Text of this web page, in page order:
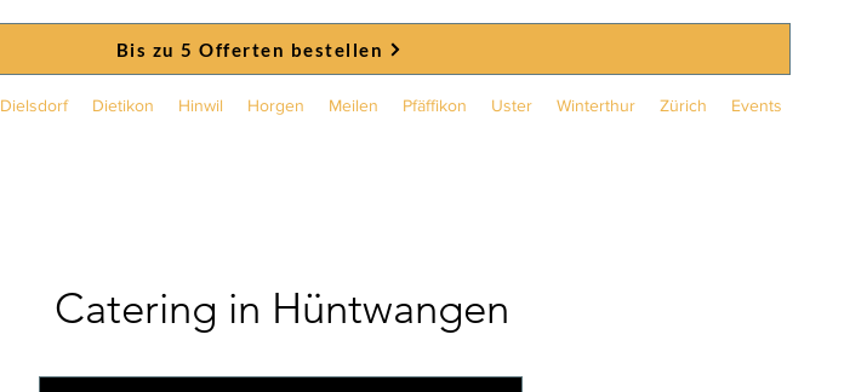
Bis zu 5 Offerten bestellen
Dielsdorf Dietikon Hinwil Horgen Meilen Pfäffikon Uster Winterthur Zürich Events
Catering in Hüntwangen